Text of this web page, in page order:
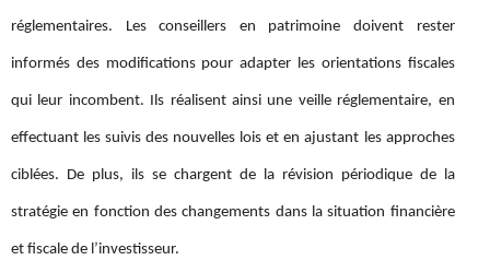
réglementaires. Les conseillers en patrimoine doivent rester
informés des modifications pour adapter les orientations fiscales
qui leur incombent. Ils réalisent ainsi une veille réglementaire, en
effectuant les suivis des nouvelles lois et en ajustant les approches
ciblées. De plus, ils se chargent de la révision périodique de la
stratégie en fonction des changements dans la situation financière
et fiscale de l’investisseur.